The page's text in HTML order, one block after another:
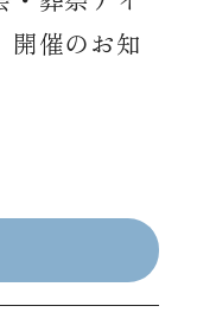
開催のお知